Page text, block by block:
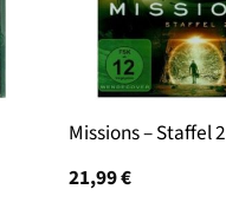
Missions – Staffel 2
21,99€